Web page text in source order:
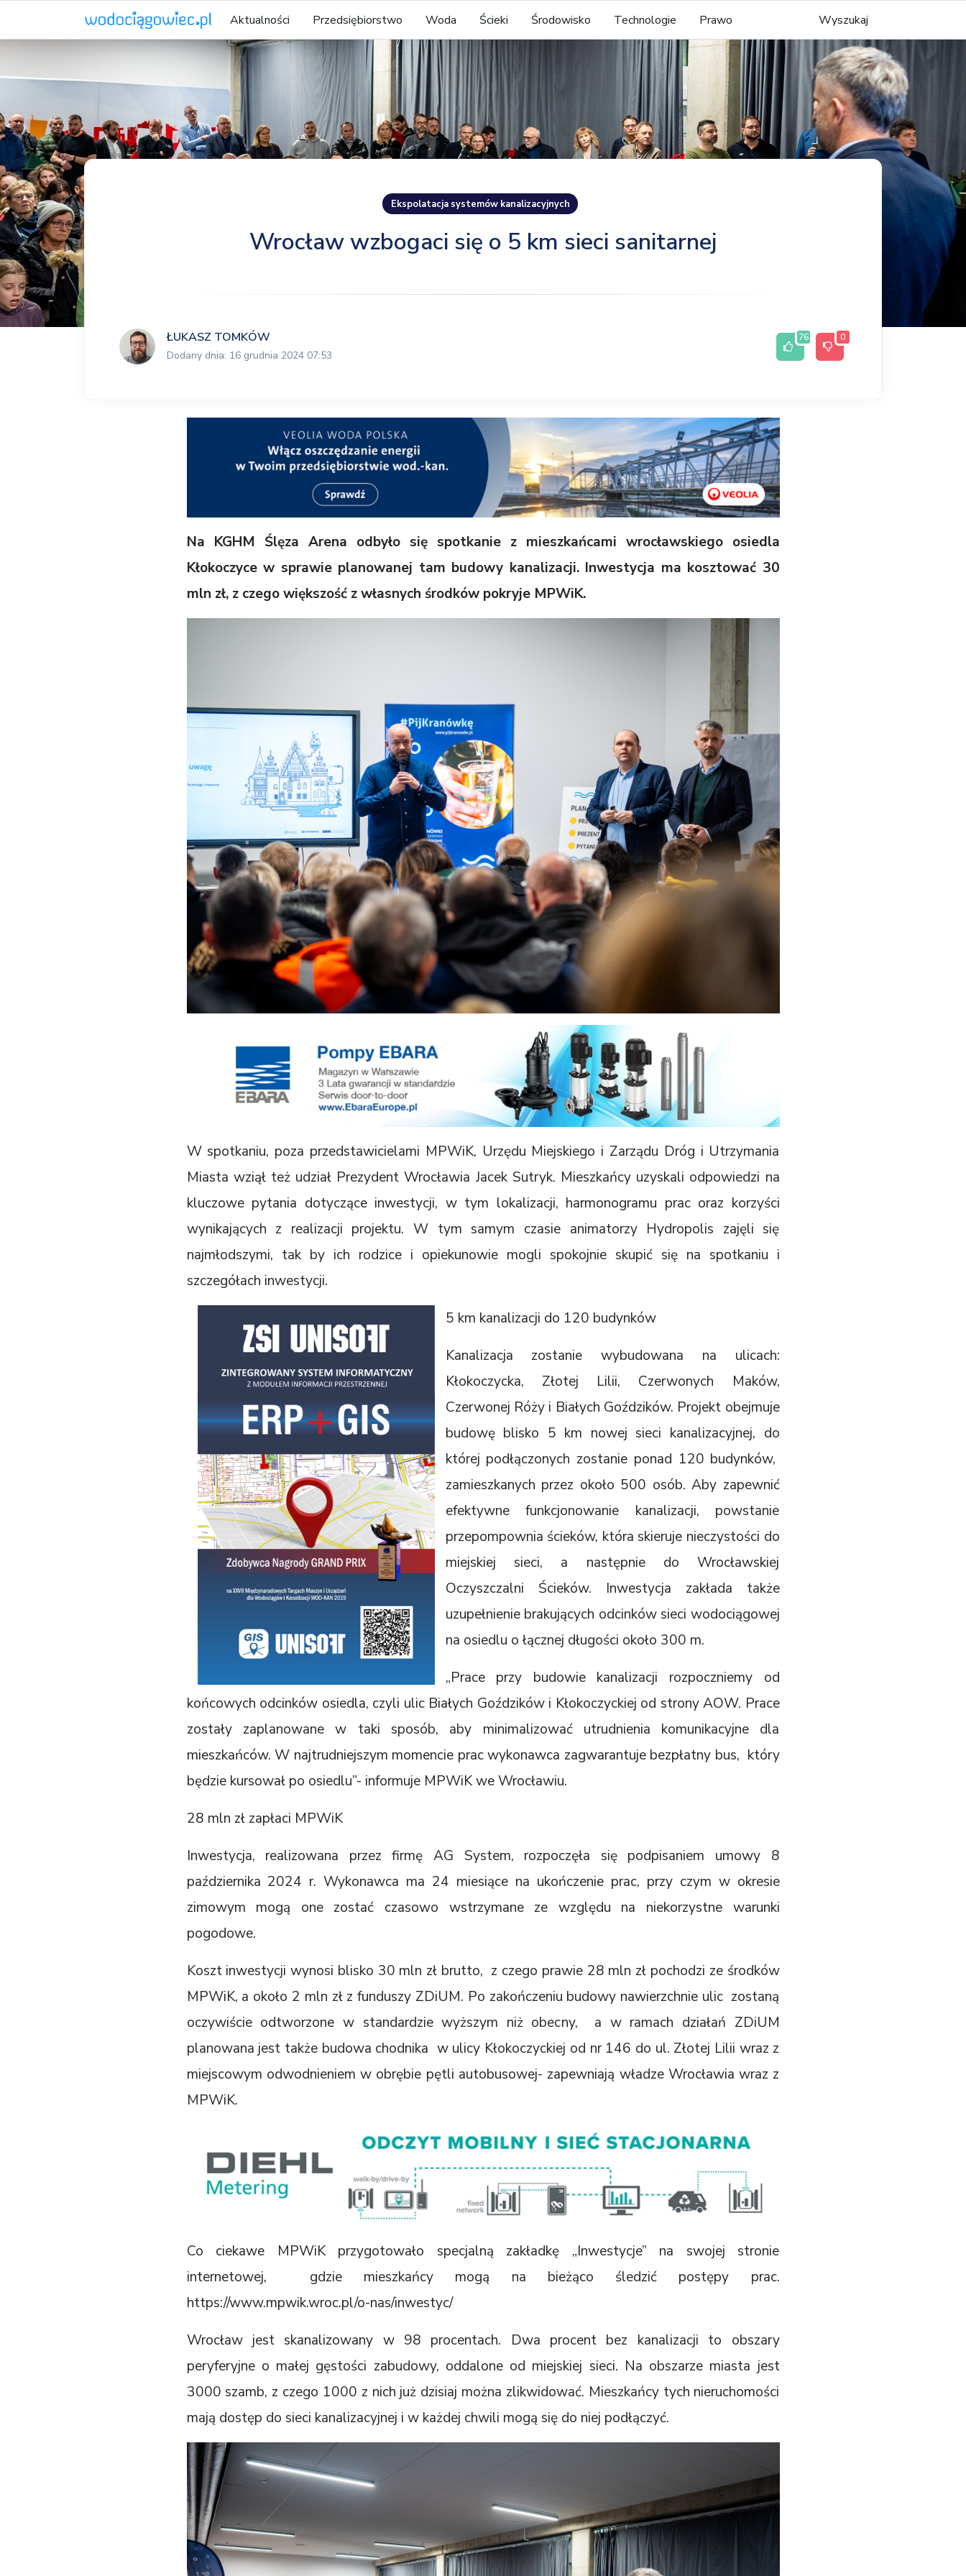
Aktualności Przedsiębiorstwo Woda Ścieki Środowisko Technologie Prawo Wyszukaj
Ekspolatacja systemów kanalizacyjnych
Wrocław wzbogaci się o 5 km sieci sanitarnej
ŁUKASZ TOMKÓW
Dodany dnia: 16 grudnia 2024 07:53
76 0
Na KGHM Ślęza Arena odbyło się spotkanie z mieszkańcami wrocławskiego osiedla
Kłokoczyce w sprawie planowanej tam budowy kanalizacji. Inwestycja ma kosztować 30
mln zł, z czego większość z własnych środków pokryje MPWiK.
W spotkaniu, poza przedstawicielami MPWiK, Urzędu Miejskiego i Zarządu Dróg i Utrzymania
Miasta wziął też udział Prezydent Wrocławia Jacek Sutryk. Mieszkańcy uzyskali odpowiedzi na
kluczowe pytania dotyczące inwestycji, w tym lokalizacji, harmonogramu prac oraz korzyści
wynikających z realizacji projektu. W tym samym czasie animatorzy Hydropolis zajęli się
najmłodszymi, tak by ich rodzice i opiekunowie mogli spokojnie skupić się na spotkaniu i
szczegółach inwestycji.
5 km kanalizacji do 120 budynków
Kanalizacja zostanie wybudowana na ulicach:
Kłokoczycka, Złotej Lilii, Czerwonych Maków,
Czerwonej Róży i Białych Goździków. Projekt obejmuje
budowę blisko 5 km nowej sieci kanalizacyjnej, do
której podłączonych zostanie ponad 120 budynków,
zamieszkanych przez około 500 osób. Aby zapewnić
efektywne funkcjonowanie kanalizacji, powstanie
przepompownia ścieków, która skieruje nieczystości do
miejskiej sieci, a następnie do Wrocławskiej
Oczyszczalni Ścieków. Inwestycja zakłada także
uzupełnienie brakujących odcinków sieci wodociągowej
na osiedlu o łącznej długości około 300 m.
„Prace przy budowie kanalizacji rozpoczniemy od
końcowych odcinków osiedla, czyli ulic Białych Goździków i Kłokoczyckiej od strony AOW. Prace
zostały zaplanowane w taki sposób, aby minimalizować utrudnienia komunikacyjne dla
mieszkańców. W najtrudniejszym momencie prac wykonawca zagwarantuje bezpłatny bus, który
będzie kursował po osiedlu”- informuje MPWiK we Wrocławiu.
28 mln zł zapłaci MPWiK
Inwestycja, realizowana przez firmę AG System, rozpoczęła się podpisaniem umowy 8
października 2024 r. Wykonawca ma 24 miesiące na ukończenie prac, przy czym w okresie
zimowym mogą one zostać czasowo wstrzymane ze względu na niekorzystne warunki
pogodowe.
Koszt inwestycji wynosi blisko 30 mln zł brutto, z czego prawie 28 mln zł pochodzi ze środków
MPWiK, a około 2 mln zł z funduszy ZDiUM. Po zakończeniu budowy nawierzchnie ulic zostaną
oczywiście odtworzone w standardzie wyższym niż obecny, a w ramach działań ZDiUM
planowana jest także budowa chodnika w ulicy Kłokoczyckiej od nr 146 do ul. Złotej Lilii wraz z
miejscowym odwodnieniem w obrębie pętli autobusowej- zapewniają władze Wrocławia wraz z
MPWiK.
Co ciekawe MPWiK przygotowało specjalną zakładkę „Inwestycje” na swojej stronie
internetowej, gdzie mieszkańcy mogą na bieżąco śledzić postępy prac.
https://www.mpwik.wroc.pl/o-nas/inwestyc/
Wrocław jest skanalizowany w 98 procentach. Dwa procent bez kanalizacji to obszary
peryferyjne o małej gęstości zabudowy, oddalone od miejskiej sieci. Na obszarze miasta jest
3000 szamb, z czego 1000 z nich już dzisiaj można zlikwidować. Mieszkańcy tych nieruchomości
mają dostęp do sieci kanalizacyjnej i w każdej chwili mogą się do niej podłączyć.